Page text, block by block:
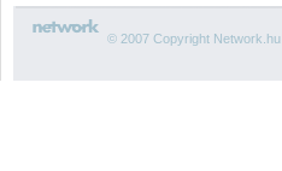
© 2007 Copyright Network.hu